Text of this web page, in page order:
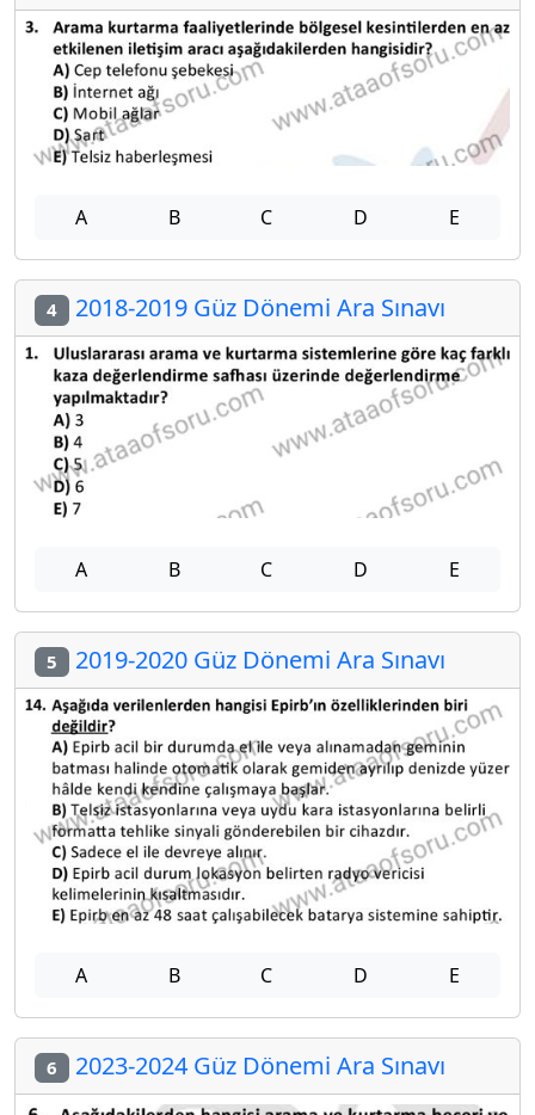
A B C D E
4 2018-2019 Güz Dönemi Ara Sınavı
A B C D E
5 2019-2020 Güz Dönemi Ara Sınavı
A B C D E
6 2023-2024 Güz Dönemi Ara Sınavı